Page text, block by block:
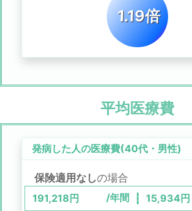
1.19倍
平均医療費
発病した人の医療費(40代 ・ 男性)
保険適用なしの場合
191,218円 /年間 15,934円